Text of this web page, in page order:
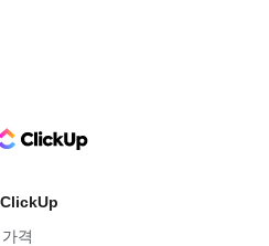
Logo
ClickUp
가격